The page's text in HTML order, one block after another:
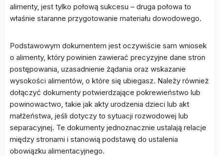
alimenty, jest tylko połową sukcesu – druga połowa to
właśnie staranne przygotowanie materiału dowodowego.
Podstawowym dokumentem jest oczywiście sam wniosek
o alimenty, który powinien zawierać precyzyjne dane stron
postępowania, uzasadnienie żądania oraz wskazanie
wysokości alimentów, o które się ubiegasz. Należy również
dołączyć dokumenty potwierdzające pokrewieństwo lub
powinowactwo, takie jak akty urodzenia dzieci lub akt
małżeństwa, jeśli dotyczy to sytuacji rozwodowej lub
separacyjnej. Te dokumenty jednoznacznie ustalają relacje
między stronami i stanowią podstawę do ustalenia
obowiązku alimentacyjnego.